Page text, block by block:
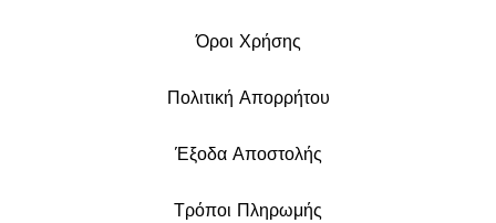
Όροι Χρήσης
Πολιτική Απορρήτου
Έξοδα Αποστολής
Τρόποι Πληρωμής